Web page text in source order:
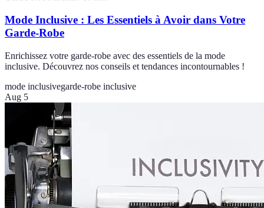
Mode Inclusive : Les Essentiels à Avoir dans Votre
Garde-Robe
Enrichissez votre garde-robe avec des essentiels de la mode
inclusive. Découvrez nos conseils et tendances incontournables !
mode inclusivegarde-robe inclusive
Aug 5